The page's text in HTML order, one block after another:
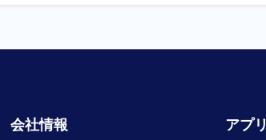
会社情報 アプリ